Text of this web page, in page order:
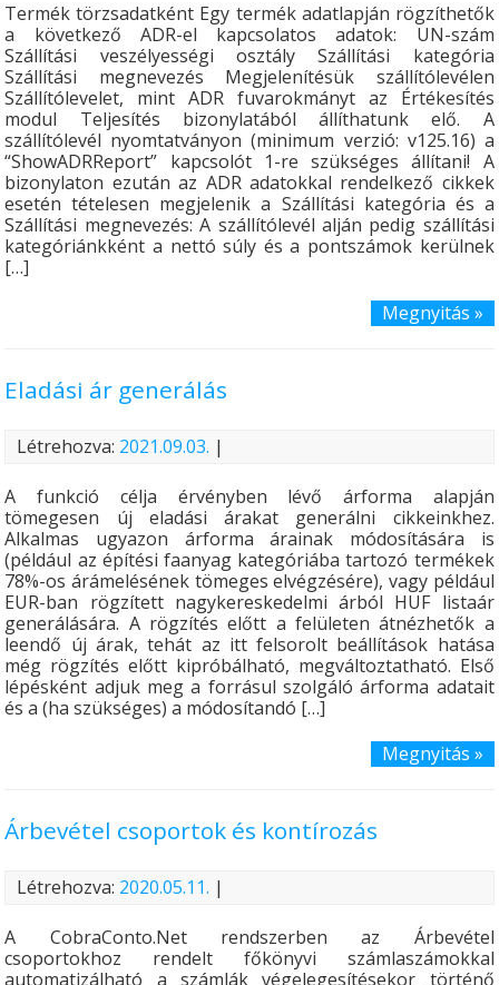
Termék törzsadatként Egy termék adatlapján rögzíthetők
a következő ADR-el kapcsolatos adatok: UN-szám
Szállítási veszélyességi osztály Szállítási kategória
Szállítási megnevezés Megjelenítésük szállítólevélen
Szállítólevelet, mint ADR fuvarokmányt az Értékesítés
modul Teljesítés bizonylatából állíthatunk elő. A
szállítólevél nyomtatványon (minimum verzió: v125.16) a
“ShowADRReport” kapcsolót 1-re szükséges állítani! A
bizonylaton ezután az ADR adatokkal rendelkező cikkek
esetén tételesen megjelenik a Szállítási kategória és a
Szállítási megnevezés: A szállítólevél alján pedig szállítási
kategóriánkként a nettó súly és a pontszámok kerülnek
[…]
Megnyitás »
Eladási ár generálás
Létrehozva: 2021.09.03. |
A funkció célja érvényben lévő árforma alapján
tömegesen új eladási árakat generálni cikkeinkhez.
Alkalmas ugyazon árforma árainak módosítására is
(például az építési faanyag kategóriába tartozó termékek
78%-os árámelésének tömeges elvégzésére), vagy például
EUR-ban rögzített nagykereskedelmi árból HUF listaár
generálására. A rögzítés előtt a felületen átnézhetők a
leendő új árak, tehát az itt felsorolt beállítások hatása
még rögzítés előtt kipróbálható, megváltoztatható. Első
lépésként adjuk meg a forrásul szolgáló árforma adatait
és a (ha szükséges) a módosítandó […]
Megnyitás »
Árbevétel csoportok és kontírozás
Létrehozva: 2020.05.11. |
A CobraConto.Net rendszerben az Árbevétel
csoportokhoz rendelt főkönyvi számlaszámokkal
automatizálható a számlák végelegesítésekor történő